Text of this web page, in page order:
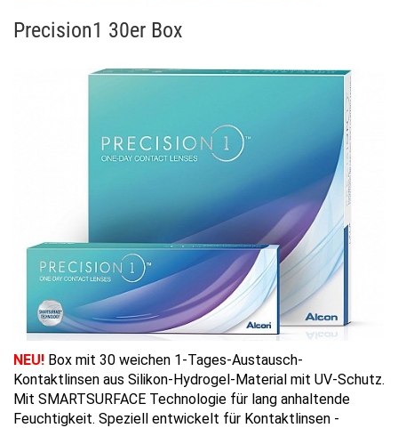
Precision1 30er Box
NEU! Box mit 30 weichen 1-Tages-Austausch-
Kontaktlinsen aus Silikon-Hydrogel-Material mit UV-Schutz.
Mit SMARTSURFACE Technologie für lang anhaltende
Feuchtigkeit. Speziell entwickelt für Kontaktlinsen -